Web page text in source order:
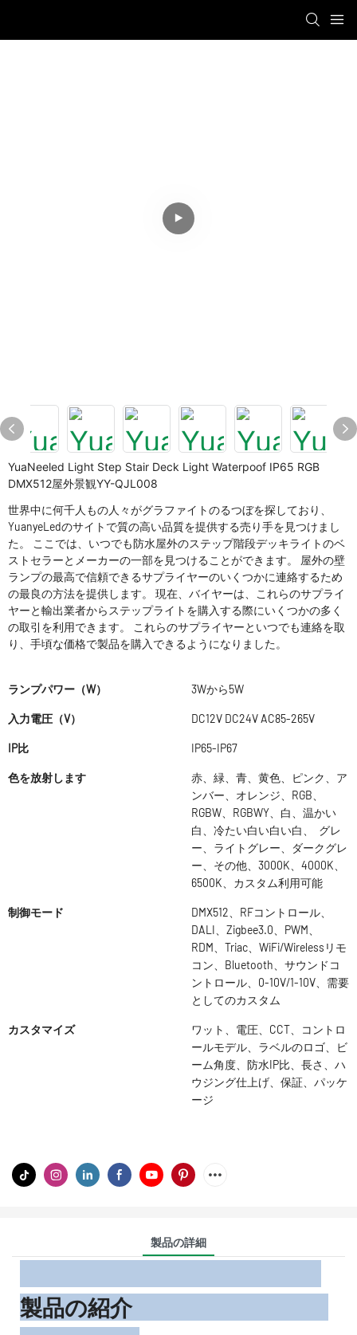
YuaNeeled Light Step Stair Deck Light Waterpoof IP65 RGB
DMX512屋外景観YY-QJL008
世界中に何千人もの人々がグラファイトのるつぼを探しており、
YuanyeLedのサイトで質の高い品質を提供する売り手を見つけまし
た。 ここでは、いつでも防水屋外のステップ階段デッキライトのベ
ストセラーとメーカーの一部を見つけることができます。 屋外の壁
ランプの最高で信頼できるサプライヤーのいくつかに連絡するため
の最良の方法を提供します。 現在、バイヤーは、これらのサプライ
ヤーと輸出業者からステップライトを購入する際にいくつかの多く
の取引を利用できます。 これらのサプライヤーといつでも連絡を取
り、手頃な価格で製品を購入できるようになりました。
ランプパワー（W） 3Wから5W
入力電圧（V） DC12V DC24V AC85-265V
IP比 IP65-IP67
色を放射します
赤、緑、青、黄色、ピンク、ア
ンバー、オレンジ、RGB、
RGBW、RGBWY、白、温かい
白、冷たい白い白い白、 グレ
ー、ライトグレー、ダークグレ
ー、その他、3000K、4000K、
6500K、カスタム利用可能
制御モード
DMX512、RFコントロール、
DALI、Zigbee3.0、PWM、
RDM、Triac、WiFi/Wirelessリモ
コン、Bluetooth、サウンドコ
ントロール、0-10V/1-10V、需要
としてのカスタム
カスタマイズ
ワット、電圧、CCT、コントロ
ールモデル、ラベルのロゴ、ビ
ーム角度、防水IP比、長さ、ハ
ウジング仕上げ、保証、パッケ
ージ
製品の詳細
製品の紹介